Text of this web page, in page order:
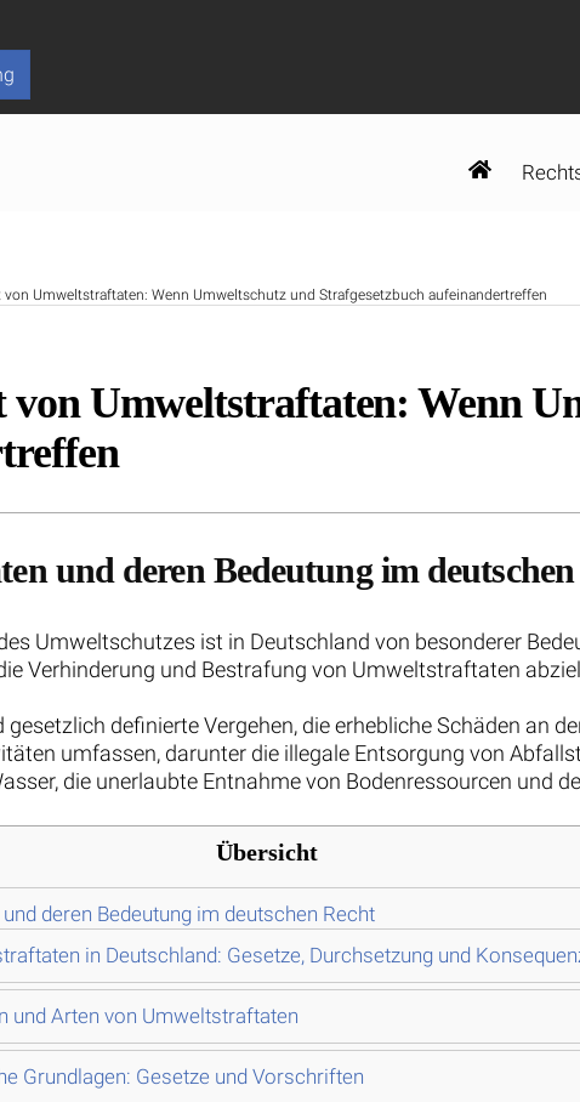
von Umweltstraftaten: Wenn Umweltschutz und Strafgesetzbuch aufeinandertreffen
Umweltstraftaten: Wenn
und deren Bedeutung im
Umweltschutzes ist in Deutschland von besonderer
Verhinderung und Bestrafung von Umweltstraftaten
definierte Vergehen, die erhebliche Schäden an
umfassen, darunter die illegale Entsorgung von
die unerlaubte Entnahme von Bodenressourcen und
Übersicht
deren Bedeutung im deutschen Recht
in Deutschland: Gesetze, Durchsetzung und
und Arten von Umweltstraftaten
Grundlagen: Gesetze und Vorschriften